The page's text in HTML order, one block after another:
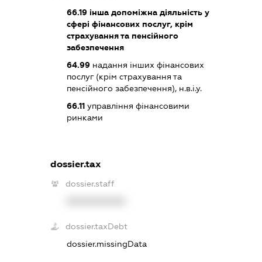
66.19інша допоміжна діяльність у
сфері фінансових послуг, крім
страхування та пенсійного
забезпечення
64.99надання інших фінансових
послуг (крім страхування та
пенсійного забезпечення), н.в.і.у.
66.11управління фінансовими
ринками
dossier.tax
dossier.staff
dossier.taxDebt
dossier.missingData